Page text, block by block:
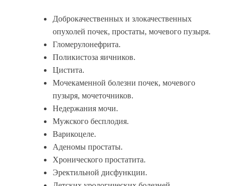
Доброкачественных и злокачественных
опухолей почек, простаты, мочевого пузыря.
Гломерулонефрита.
Поликистоза яичников.
Цистита.
Мочекаменной болезни почек, мочевого
пузыря, мочеточников.
Недержания мочи.
Мужского бесплодия.
Варикоцеле.
Аденомы простаты.
Хронического простатита.
Эректильной дисфункции.